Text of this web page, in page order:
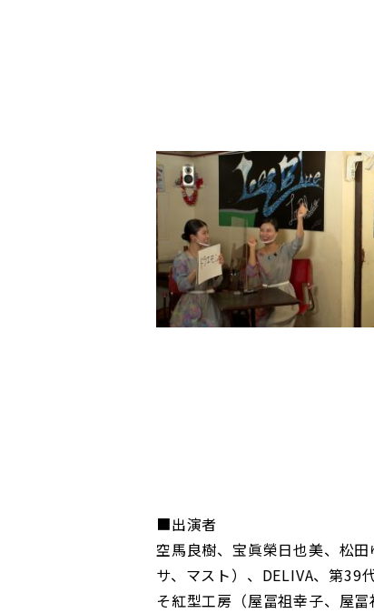
■出演者
空馬良樹、宝眞榮日也美、松
サ、マスト）、DELIVA、第39
そ紅型工房（屋冨祖幸子、屋